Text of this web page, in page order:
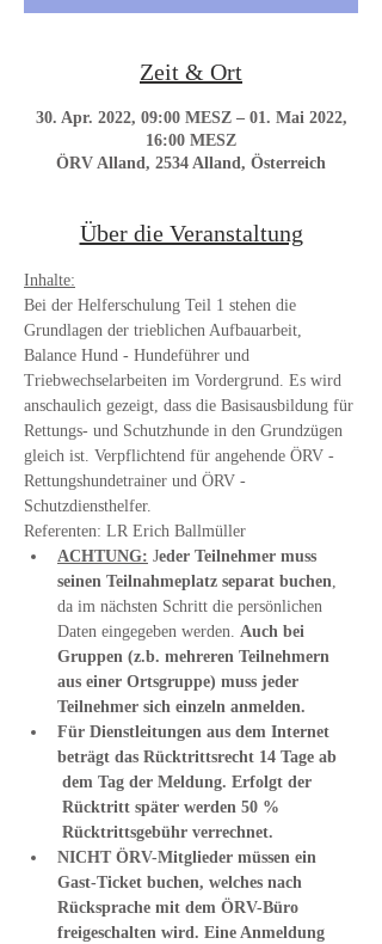
Zeit & Ort
30. Apr. 2022, 09:00 MESZ – 01. Mai 2022,
16:00 MESZ
ÖRV Alland, 2534 Alland, Österreich
Über die Veranstaltung
Inhalte:
Bei der Helferschulung Teil 1 stehen die
Grundlagen der trieblichen Aufbauarbeit,
Balance Hund - Hundeführer und
Triebwechselarbeiten im Vordergrund. Es wird
anschaulich gezeigt, dass die Basisausbildung für
Rettungs- und Schutzhunde in den Grundzügen
gleich ist. Verpflichtend für angehende ÖRV -
Rettungshundetrainer und ÖRV -
Schutzdiensthelfer.
Referenten: LR Erich Ballmüller
ACHTUNG: Jeder Teilnehmer muss
seinen Teilnahmeplatz separat buchen,
da im nächsten Schritt die persönlichen
Daten eingegeben werden. Auch bei
Gruppen (z.b. mehreren Teilnehmern
aus einer Ortsgruppe) muss jeder
Teilnehmer sich einzeln anmelden.
Für Dienstleitungen aus dem Internet
beträgt das Rücktrittsrecht 14 Tage ab
dem Tag der Meldung. Erfolgt der
Rücktritt später werden 50 %
Rücktrittsgebühr verrechnet.
NICHT ÖRV-Mitglieder müssen ein
Gast-Ticket buchen, welches nach
Rücksprache mit dem ÖRV-Büro
freigeschalten wird. Eine Anmeldung